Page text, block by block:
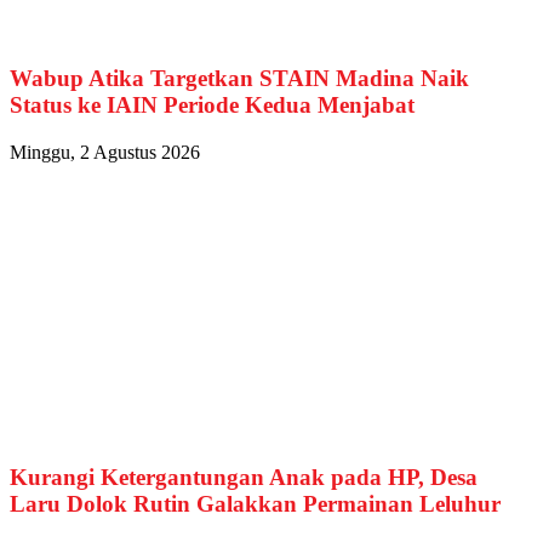
Wabup Atika Targetkan STAIN Madina Naik
Status ke IAIN Periode Kedua Menjabat
Minggu, 2 Agustus 2026
Kurangi Ketergantungan Anak pada HP, Desa
Laru Dolok Rutin Galakkan Permainan Leluhur